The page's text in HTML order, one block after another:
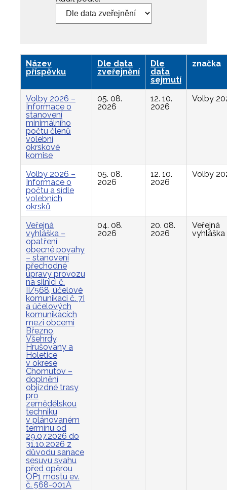
Název
příspěvku
Dle data
zveřejnění
Dle
data
sejmutí
značka
Volby 2026 –
Informace o
stanovení
minimálního
počtu členů
volební
okrskové
komise
05. 08.
2026
12. 10.
2026
Volby
Volby 2026 –
Informace o
počtu a sídle
volebních
okrsků
05. 08.
2026
12. 10.
2026
Volby
Veřejná
vyhláška –
opatření
obecné povahy
– stanovení
přechodné
úpravy provozu
na silnici č.
II/568, účelové
komunikaci č. 7I
a účelových
komunikacích
mezi obcemi
Březno,
Všehrdy,
Hrušovany a
Holetice
v okrese
Chomutov –
doplnění
objízdné trasy
pro
zemědělskou
techniku
v plánovaném
termínu od
29.07.2026 do
31.10.2026 z
důvodu sanace
sesuvu svahu
před opěrou
OP1 mostu ev.
č. 568-001A
04. 08.
2026
20. 08.
2026
Veřejná
vyhláška